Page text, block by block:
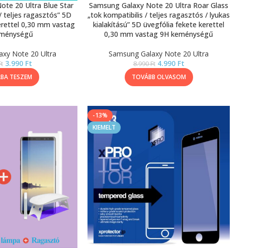
20 Ultra Blue Star
teljes ragasztós” 5D
0,30 mm vastag
Note 20 Ultra
3.990 Ft
TESZEM
Samsung Galaxy Note 20 Ultra Roar Glass
„tok kompatibilis / teljes ragasztós / lyukas
kialakítású” 5D üvegfólia fekete kerettel
0,30 mm vastag 9H keménységű
Samsung Galaxy Note 20 Ultra
8.990Ft 4.990 Ft
TOVÁBB OLVASOM
-13%
KIEMELT